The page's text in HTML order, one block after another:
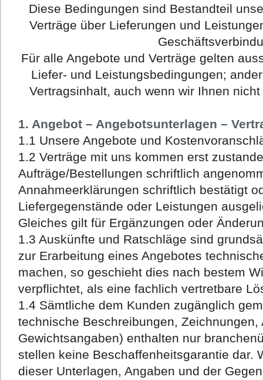
Diese Bedingungen sind Bestandteil
Verträge über Lieferungen und
Für alle Angebote und Verträge gelten
Liefer- und Leistungsbedingungen;
Vertragsinhalt, auch wenn wir Ihnen
1. Angebot – Angebotsunterlagen –
1.1 Unsere Angebote und
1.2 Verträge mit uns kommen erst
Aufträge/Bestellungen schriftlich
Annahmeerklärungen schriftlich bestätigt
Liefergegenstände oder Leistungen
Gleiches gilt für Ergänzungen oder
1.3 Auskünfte und Ratschläge sind
zur Erarbeitung eines Angebotes
machen, so geschieht dies nach bestem
verpflichtet, als eine fachlich vertretbare
1.4 Sämtliche dem Kunden zugänglich
technische Beschreibungen,
Gewichtsangaben) enthalten nur
stellen keine Beschaffenheitsgarantie dar.
dieser Unterlagen, Angaben und der